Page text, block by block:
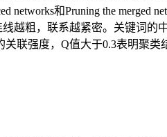
和Pruning the merged
越粗，联系越紧密。关键词的
联强度，Q值大于0.3表明聚类